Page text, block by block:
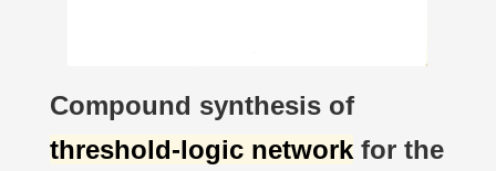
Compound synthesis of
threshold-logic network for the